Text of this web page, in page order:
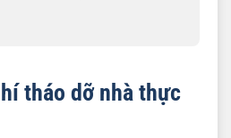
tháo dỡ nhà thực